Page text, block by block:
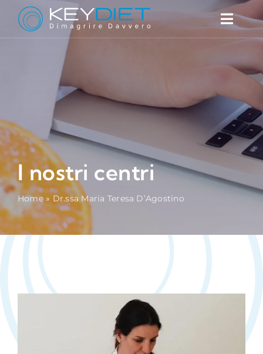
Salta
contenuto
Toggle
Perché funziona
Blog
Contatti
Trova il centro
I nostri centri
Home» Dr.ssa Maria Teresa D’Agostino